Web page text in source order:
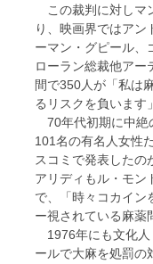
この裁判に対しマ
り、映画界ではアン
ーマン・グピール、
ローラン総裁他アー
間で350人が「私は
るリスクを負います
70年代初期に中絶
101名の有名人女性
スコミで発表したの
アリディもル・モン
で、「時々コカイン
ー視されている麻薬
1976年にも文化人
ールで大麻を処罰の